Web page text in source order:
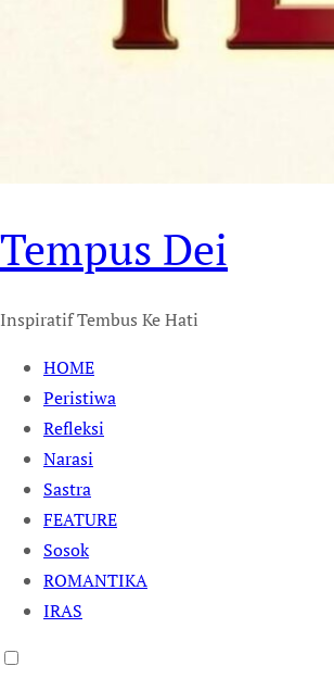
Tempus Dei
Inspiratif Tembus Ke Hati
HOME
Peristiwa
Refleksi
Narasi
Sastra
FEATURE
Sosok
ROMANTIKA
IRAS